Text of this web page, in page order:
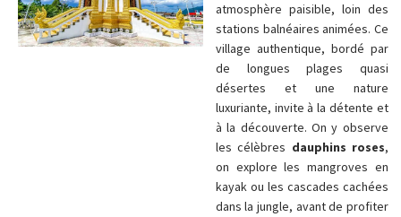
atmosphère paisible, loin des
stations balnéaires animées. Ce
village authentique, bordé par
de longues plages quasi
désertes et une nature
luxuriante, invite à la détente et
à la découverte. On y observe
les célèbres dauphins roses,
on explore les mangroves en
kayak ou les cascades cachées
dans la jungle, avant de profiter